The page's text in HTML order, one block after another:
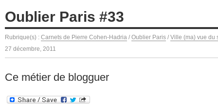
Oublier Paris #33
Rubrique(s) : Carnets de Pierre Cohen-Hadria / Oublier Paris / Ville (ma) vue du
27 décembre, 2011
Ce métier de blogguer